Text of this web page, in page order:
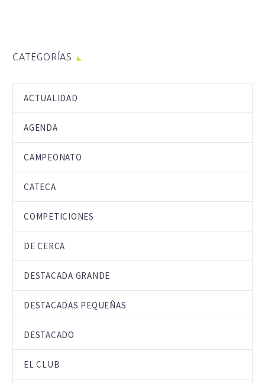
CATEGORÍAS
ACTUALIDAD
AGENDA
CAMPEONATO
CATECA
COMPETICIONES
DE CERCA
DESTACADA GRANDE
DESTACADAS PEQUEÑAS
DESTACADO
EL CLUB